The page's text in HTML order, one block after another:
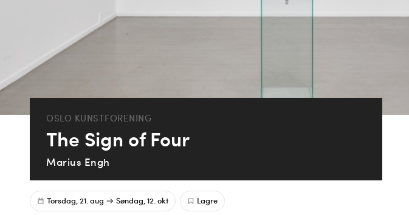
OSLO KUNSTFORENING
The Sign of Four
Marius Engh
Torsdag, 21. aug Søndag, 12. okt Lagre